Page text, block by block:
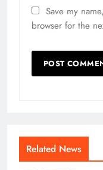
Save my
browser for the
Related News